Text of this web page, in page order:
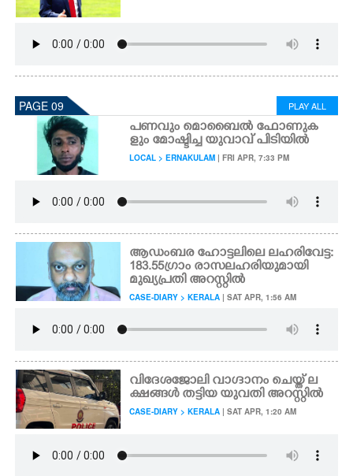
PAGE 09 PLAY ALL
പണവും മൊബൈൽ ഫോണുക
ളും മോഷ്ടിച്ച യുവാവ് പിടിയിൽ
LOCAL > ERNAKULAM | FRI APR, 7:33 PM
ആഡംബര ഹോട്ടലിലെ ലഹരിവേട്ട:
183.55 ഗ്രാം രാസലഹരിയുമായി
മുഖ്യപ്രതി അറസ്റ്റിൽ
CASE-DIARY > KERALA | SAT APR, 1:56 AM
വിദേശജോലി വാഗ്ദാനം ചെയ്ത് ല
ക്ഷങ്ങൾ തട്ടിയ യുവതി അറസ്റ്റിൽ
CASE-DIARY > KERALA | SAT APR, 1:20 AM